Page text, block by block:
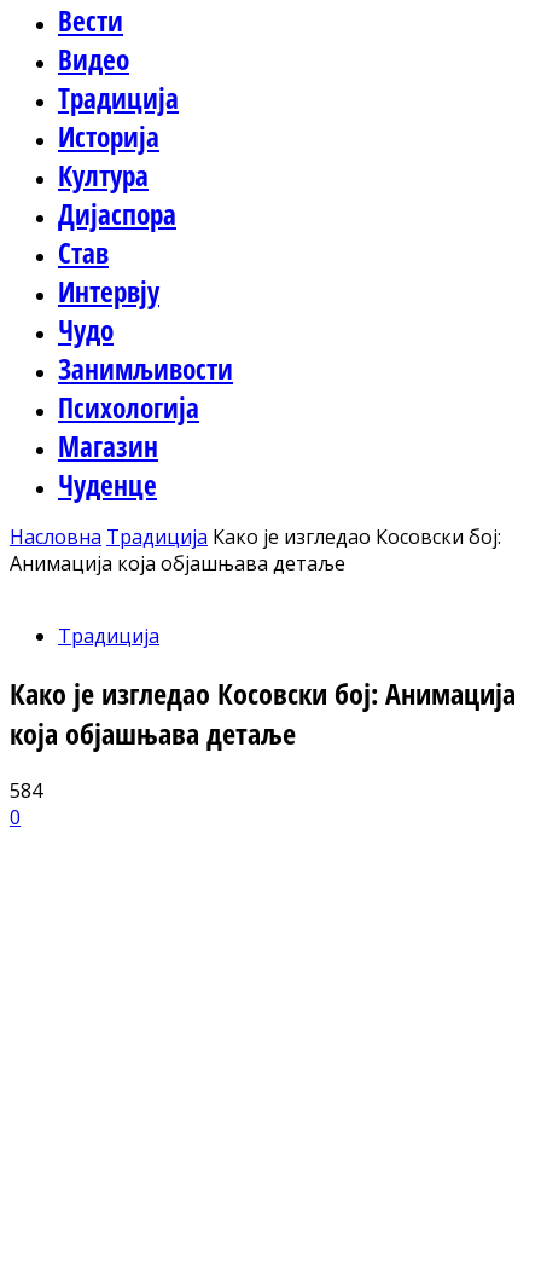
Вести
Видео
Традиција
Историја
Култура
Дијаспора
Став
Интервју
Чудо
Занимљивости
Психологија
Магазин
Чуденце
Насловна Традиција Како је изгледао Косовски бој:
Анимација која објашњава детаље
Традиција
Како је изгледао Косовски бој: Анимација
која објашњава детаље
584
0